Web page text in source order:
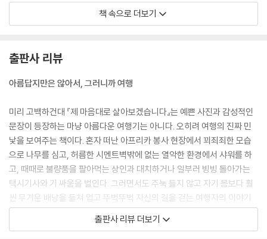
돌아보면 늘 가난했고 어떤 일이든 될 듯 말 듯한 그 어설픈 가능성이 나를
매번 좌절하게 만들었다. 하지만 그 순간마다 이 모든 것이 여행이라 생각
--- p.20
차에 타려는 내게 한 아이가 달려와 손에 뭔가를 쥐여주었다. 일정 내내 어
린아이답지 않은 그윽하고 수줍은 눈빛을 마구 쏘아댔기에 기억에 선명히
남았었다. 나의 착각인가 했는데 아니었다. 어린아이에게 이런 오해인지
진심일지 모를 눈빛을 받게 되다니. 손을 펴보니 작은 쪽지가 있었다. 어머
나. 뭘 또 이런 고백편지까지. 하지만 쪽지를 열고 예상과 다른 내용에 차마
당황스러운 표정을 감추지 못했다. 작은 종이에는 다름 아닌 자신을 후원
해달라는 말이 적혀 있었다. 각종 선물을 받는 친구가 부러웠나 보다 싶어
마음 한구석에 애잔함과 실망감이 교차했다. 소년의 나를 향한 수줍은 눈
빛은 말 그대로 선택당하기 위한 유혹이었던 것이다.
책 속으로 더보기
출판사 리뷰
아름답지만은 않아서, 그러니까 여행
미리 고백하건대 『제 마음대로 살아보겠습니다』는 예쁜 사진과 감성적인
문장이 등장하는 마냥 아름다운 여행기는 아니다. 오히려 여행의 진짜 민
낯을 보여주는 책이다. 혼자 떠난 아프리카 봉사 현장에서 꾀죄죄한 모습
으로 나무를 심고, 허름한 시멘트벽밖에 없는 열악한 환경에서 샤워를 하
고, 때때로 불량품을 팔아먹는 상인과 대치하거나 일부러 빙빙 돌아가는
택시기사와 기 싸움을 벌인다. 그러면서도 주눅 들지 않고 자기 몸보다 훨
씬 무거운 배낭을 들쳐 업고 뚜벅뚜벅 자신의 길을 걷는 여행자의 이야기
다. 그러니까 아름답지만은 않은 것이다. 하지만 그래서 친근하고, 솔직하
출판사 리뷰 더보기